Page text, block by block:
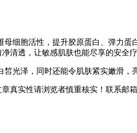
细胞活性，提升胶原蛋白、弹力
透，让敏感肌肤也能尽享的安全
光泽，同时还能令肌肤紧实嫩滑，
真实性请浏览者慎重核实！联系邮箱